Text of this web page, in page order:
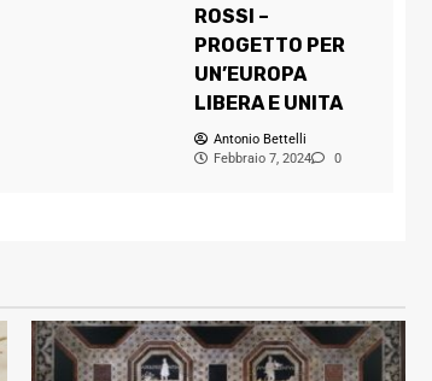
ROSSI –
PROGETTO PER
UN’EUROPA
LIBERA E UNITA
Antonio Bettelli
Febbraio 7, 2024
0